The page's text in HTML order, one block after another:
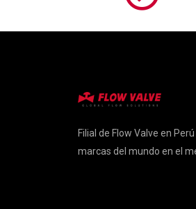
Filial de Flow Valve en
marcas del mundo en el